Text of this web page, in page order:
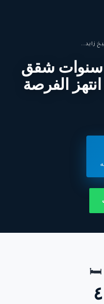
زايد...
بالتقسيط علي 5 سنوات شقق
الفرصة
🛏
٤